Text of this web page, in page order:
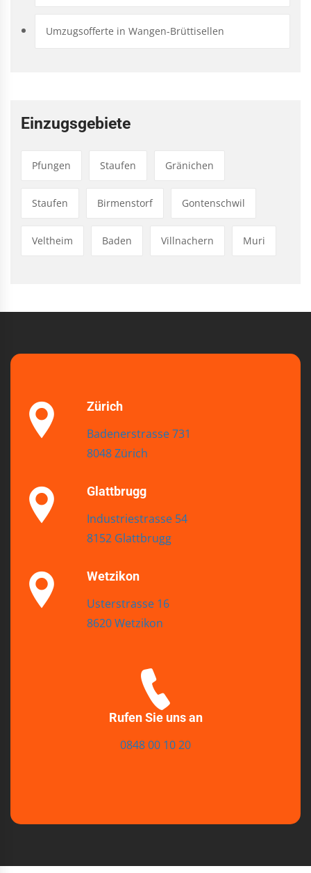
Umzugsofferte in Wangen-Brüttisellen
Einzugsgebiete
Pfungen Staufen Gränichen
Staufen Birmenstorf Gontenschwil
Veltheim Baden Villnachern Muri
Zürich
Badenerstrasse 731
8048 Zürich
Glattbrugg
Industriestrasse 54
8152 Glattbrugg
Wetzikon
Usterstrasse 16
8620 Wetzikon
Rufen Sie uns an
0848 00 10 20